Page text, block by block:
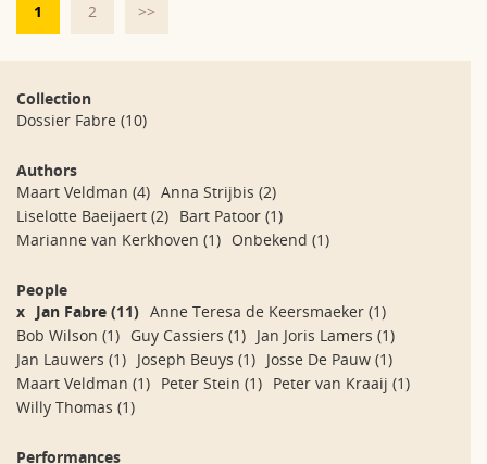
1 2 >>
Collection
Dossier Fabre (10)
Authors
Maart Veldman (4) Anna Strijbis (2)
Liselotte Baeijaert (2) Bart Patoor (1)
Marianne van Kerkhoven (1) Onbekend (1)
People
x Jan Fabre (11) Anne Teresa de Keersmaeker (1)
Bob Wilson (1) Guy Cassiers (1) Jan Joris Lamers (1)
Jan Lauwers (1) Joseph Beuys (1) Josse De Pauw (1)
Maart Veldman (1) Peter Stein (1) Peter van Kraaij (1)
Willy Thomas (1)
Performances